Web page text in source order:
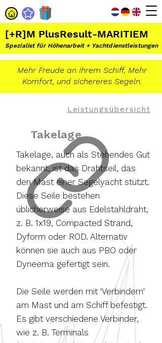
Mehr Freude an Ihrem Schiff, Mehr
Komfort, und sichereres Segeln.
[+R]M PlusResult-MARITIEM
Spezialist für Höhenarbeit + Yachtdienstleistungen
Leistungsübersicht
Takelage
Takelage, auch als Stehendes Gut
bekannt, ist das Drahtseil, das
den Mast einer Segelyacht stützt.
Diese Seile bestehen
üblicherweise aus Edelstahldraht,
z. B. 1x19, Compacted Strand,
Dyform oder ROD. Alternativ
können sie auch aus PBO oder
Dyneema gefertigt sein.
Die Seile werden mit 'Verbindern'
am Mast und am Schiff befestigt.
Es gibt verschiedene Verbinder,
wie z. B. Terminals